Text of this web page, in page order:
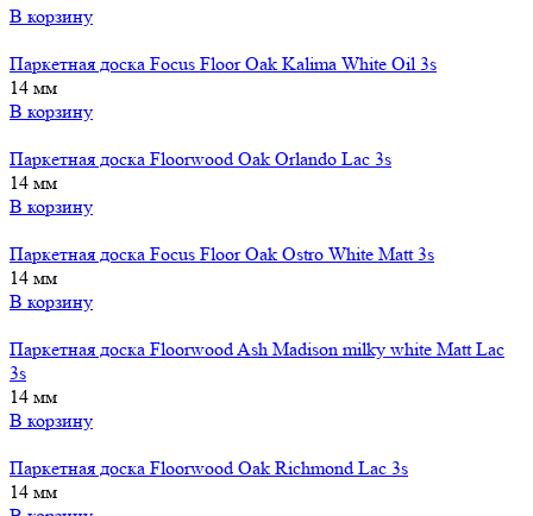
В корзину
Паркетная доска Focus Floor Oak Kalima White Oil 3s
14 мм
В корзину
Паркетная доска Floorwood Oak Orlando Lac 3s
14 мм
В корзину
Паркетная доска Focus Floor Oak Ostro White Matt 3s
14 мм
В корзину
Паркетная доска Floorwood Ash Madison milky white Matt Lac
3s
14 мм
В корзину
Паркетная доска Floorwood Oak Richmond Lac 3s
14 мм